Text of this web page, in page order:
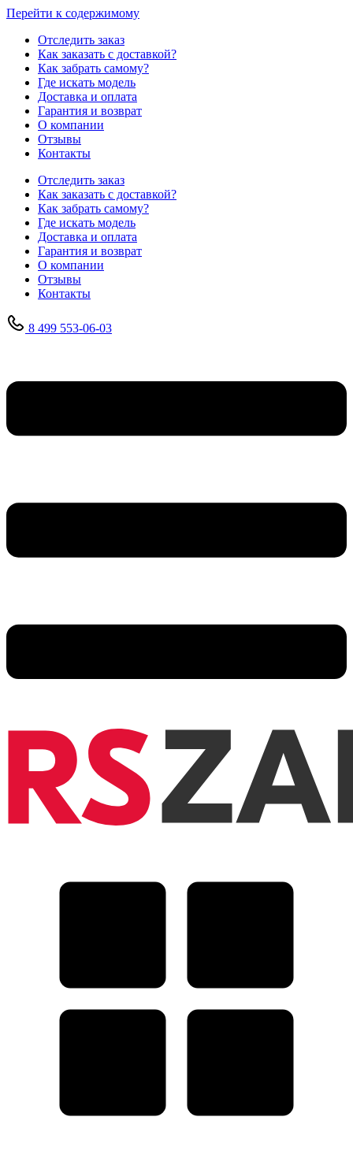
Перейти к содержимому
Отследить заказ
Как заказать с доставкой?
Как забрать самому?
Где искать модель
Доставка и оплата
Гарантия и возврат
О компании
Отзывы
Контакты
Отследить заказ
Как заказать с доставкой?
Как забрать самому?
Где искать модель
Доставка и оплата
Гарантия и возврат
О компании
Отзывы
Контакты
8 499 553-06-03